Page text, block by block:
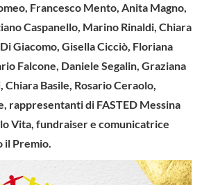
Francesco Mento, Anita Magno,
Caspanello, Marino Rinaldi, Chiara
Giacomo, Gisella Cicciò, Floriana
Falcone, Daniele Segalin, Graziana
Chiara Basile, Rosario Ceraolo,
rappresentanti di FASTED Messina
Vita, fundraiser e comunicatrice
il Premio.